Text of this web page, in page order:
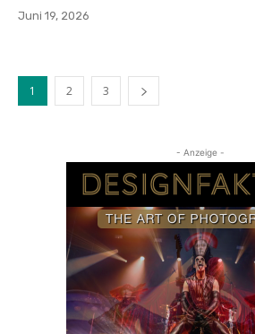
Juni 19, 2026
1 2 3
- Anzeige -